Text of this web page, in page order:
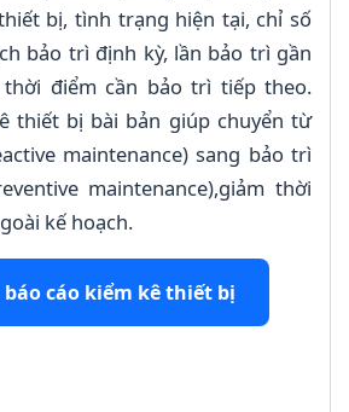
bị, tình trạng hiện tại, chỉ số
bảo trì định kỳ, lần bảo trì gần
điểm cần bảo trì tiếp theo.
thiết bị bài bản giúp chuyển từ
maintenance) sang bảo trì
maintenance),giảm thời
kế hoạch.
báo cáo kiểm kê thiết bị